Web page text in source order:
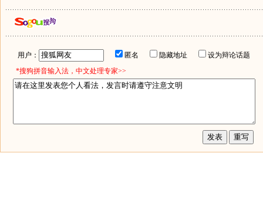
用户： 匿名 隐藏地址
设为辩论话题
*搜狗拼音输入法，中文处理专家>>